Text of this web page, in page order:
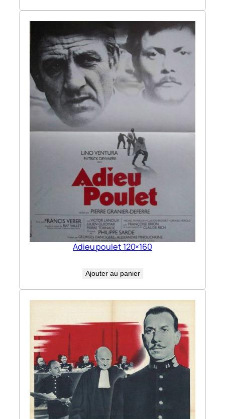
Adieu poulet 120×160
Ajouter au panier